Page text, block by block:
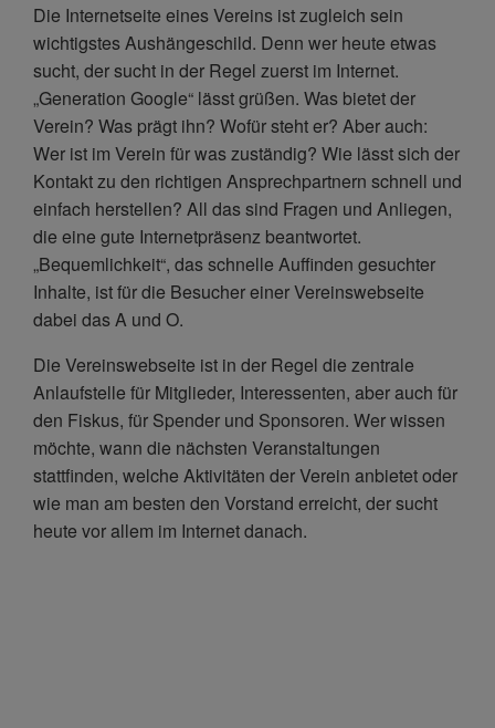
Eine Vereinswebseite erstellen: So gehen Sie vor
Datenschutzgrundverordnung im Blick
Fazit: Darauf sollten Sie bei der Erstellung der
Vereinswebseite achten
FAQ zum Thema Vereinshomepage
Die Internetseite eines Vereins ist zugleich sein
wichtigstes Aushängeschild. Denn wer heute etwas
sucht, der sucht in der Regel zuerst im Internet.
„Generation Google“ lässt grüßen. Was bietet der
Verein? Was prägt ihn? Wofür steht er? Aber auch:
Wer ist im Verein für was zuständig? Wie lässt sich der
Kontakt zu den richtigen Ansprechpartnern schnell und
einfach herstellen? All das sind Fragen und Anliegen,
die eine gute Internetpräsenz beantwortet.
„Bequemlichkeit“, das schnelle Auffinden gesuchter
Inhalte, ist für die Besucher einer Vereinswebseite
dabei das A und O.
Die Vereinswebseite ist in der Regel die zentrale
Anlaufstelle für Mitglieder, Interessenten, aber auch für
den Fiskus, für Spender und Sponsoren. Wer wissen
möchte, wann die nächsten Veranstaltungen
stattfinden, welche Aktivitäten der Verein anbietet oder
wie man am besten den Vorstand erreicht, der sucht
heute vor allem im Internet danach.